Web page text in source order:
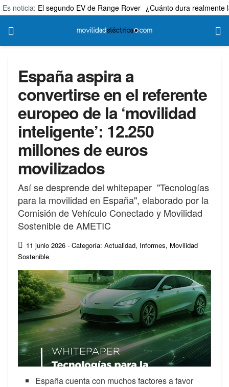
Es noticia: El segundo EV de Range Rover ¿Cuánto dura realmente
España aspira a
convertirse en el referente
europeo de la ‘movilidad
inteligente’: 12.250
millones de euros
movilizados
Así se desprende del whitepaper "Tecnologías
para la movilidad en España", elaborado por la
Comisión de Vehículo Conectado y Movilidad
Sostenible de AMETIC
11 junio 2026 - Categoría: Actualidad, Informes, Movilidad
Sostenible
España cuenta con muchos factores a favor